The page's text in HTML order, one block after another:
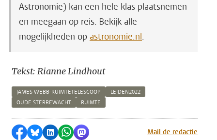
Astronomie) kan een hele klas plaatsnemen
en meegaan op reis. Bekijk alle
mogelijkheden op astronomie.nl.
Tekst: Rianne Lindhout
JAMES WEBB-RUIMTETELESCOOP
LEIDEN2022
OUDE STERREWACHT
RUIMTE
Delen op Facebook
Delen via Bluesky
Delen op LinkedIn
Delen via WhatsApp
Delen via MastodonMail de redactie